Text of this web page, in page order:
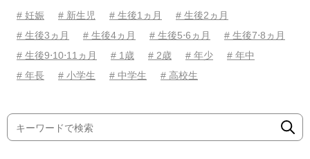
# 妊娠 # 新生児 # 生後1ヵ月
# 生後2ヵ月
# 生後3ヵ月
# 生後4ヵ月 # 生後5⋅6ヵ月
# 生後7⋅8ヵ月
# 生後9⋅10⋅11ヵ月
# 1歳 # 2歳 # 年少
# 年中
# 年長
# 小学生 # 中学生 # 高校生